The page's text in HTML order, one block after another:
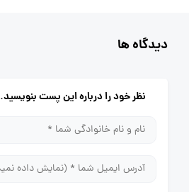
دیدگاه ها
نظر خود را درباره این پست بنویسید.